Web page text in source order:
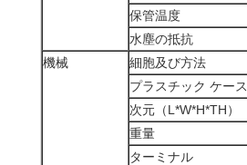
保管温度
水塵の抵抗
機械
細胞及び方法
プラスチック ケース
次元（L*W*H*TH）
重量
ターミナル